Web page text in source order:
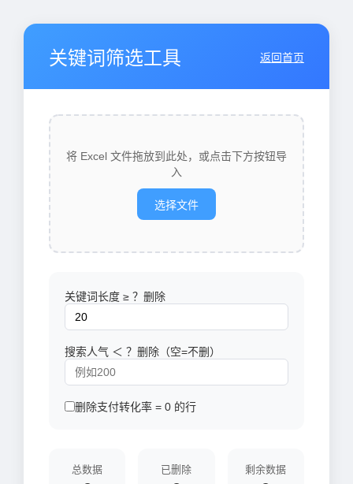
关键词筛选工具 返回首页
将 Excel 文件拖放到此处，或点击下方按钮导
入
选择文件
关键词长度 ≥ ？删除
搜索人气 ＜ ？删除（空=不删）
删除支付转化率 = 0 的行
总数据 已删除 剩余数据